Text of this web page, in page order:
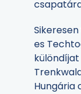
es
Hungária